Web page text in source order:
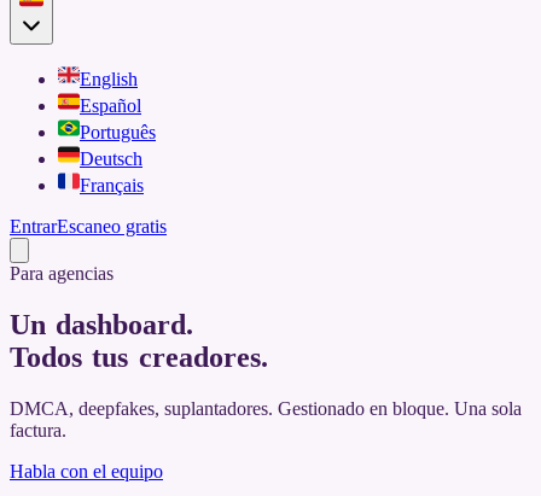
English
Español
Português
Deutsch
Français
EntrarEscaneo gratis
Para agencias
Un dashboard.
Todos tus creadores.
DMCA, deepfakes, suplantadores. Gestionado en bloque. Una sola
factura.
Habla con el equipo